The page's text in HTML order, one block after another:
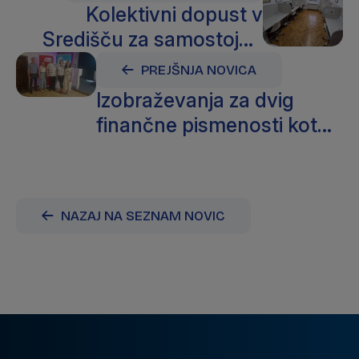
PREJŠNJA NOVICA
Izobraževanja za dvig
finančne pismenosti kot
Kolektivni dopust v
Središču za samostojno
učenje
NAZAJ NA SEZNAM NOVIC